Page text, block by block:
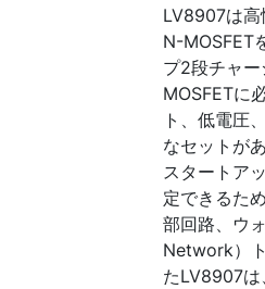
LV8907は高
N-MOSFET
プ2段チャ
MOSFETに
ト、低電圧
なセットが
スタートア
定できるた
部回路、ウ
Network）
たLV8907は